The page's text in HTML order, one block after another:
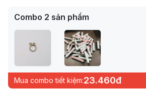
Combo 2 sản phẩm
Mua combo tiết kiệm:23.460đ